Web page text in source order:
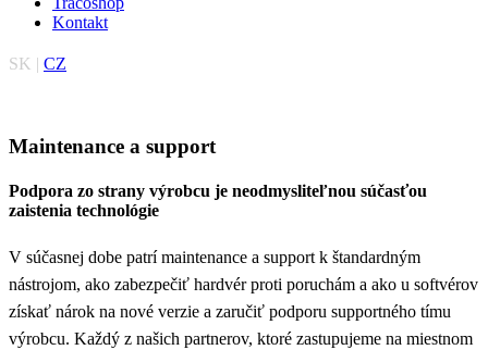
Kontakt
SK | CZ
Maintenance a support
Podpora zo strany výrobcu je neodmysliteľnou súčasťou
zaistenia technológie
V súčasnej dobe patrí maintenance a support k štandardným
nástrojom, ako zabezpečiť hardvér proti poruchám a ako u softvérov
získať nárok na nové verzie a zaručiť podporu supportného tímu
výrobcu. Každý z našich partnerov, ktoré zastupujeme na miestnom